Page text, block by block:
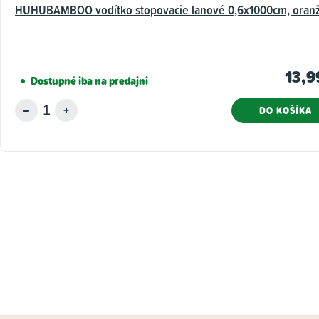
HUHUBAMBOO vodítko stopovacie lanové 0,6x1000cm,
Dostupné iba na predajni
DO KOŠÍKA